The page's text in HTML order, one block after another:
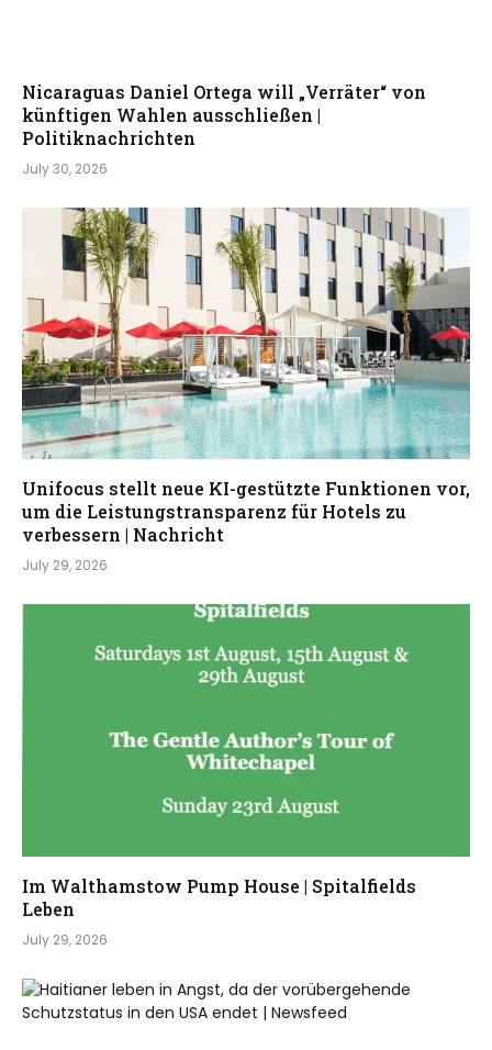
Nicaraguas Daniel Ortega will „Verräter“ von
künftigen Wahlen ausschließen |
Politiknachrichten
July 30, 2026
Unifocus stellt neue KI-gestützte Funktionen vor,
um die Leistungstransparenz für Hotels zu
verbessern | Nachricht
July 29, 2026
Im Walthamstow Pump House | Spitalfields
Leben
July 29, 2026